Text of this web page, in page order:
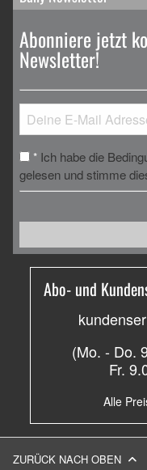
Abonniere jetzt
Newsletter!
* Ich habe die
gelesen und stimme
Abo- und
(Mo. - Do.
Fr.
Alle
ZURÜCK NACH OBEN